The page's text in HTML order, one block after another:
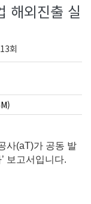
해외진출 실
회
사(aT)가 공동 발
보고서입니다.